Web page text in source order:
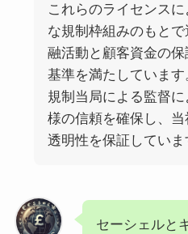
これらのライセンス
な規制枠組みのもと
融活動と顧客資金の
基準を満たしています
規制当局による監督
様の信頼を確保し、
透明性を保証していま
セーシェルと